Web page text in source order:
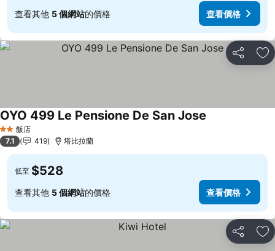
查看其他 5 個網站的價格 查看價格
分享 加
2 星級飯店
OYO 499 Le Pensione De San Jose
7.1 419 塔比拉蘭
低至 $528
查看其他 5 個網站的價格 查看價格
分享 加